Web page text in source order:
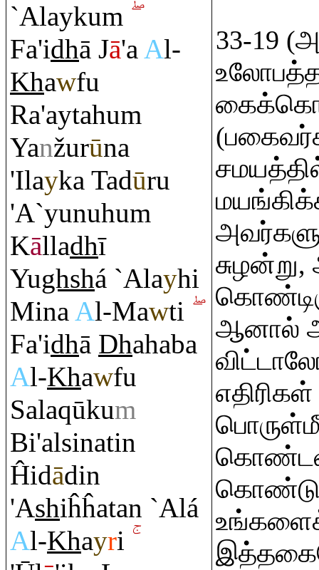
`Alaykum
Fa'idhā Jā'aAl-
Khawfu
Ra'aytahum
Yanžurūna
'Ilayka Tadūru
'A`yunuhum
Kālladhī
Yughshá `Alayhi
MinaAl-Mawti
Fa'idhā Dhahaba
Al-Khawfu
Salaqūkum
Bi'alsinatin
Ĥidādin
'Ashiĥĥatan `Alá
Al-Khayri
33-19
ஆனால்
கொண்டு
உங்களைக்